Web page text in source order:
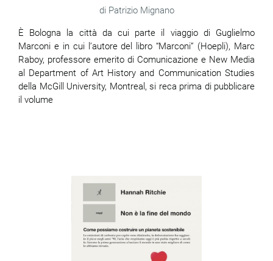
Patrizio Mignano
È Bologna la città da cui parte il viaggio di Guglielmo
Marconi e in cui l’autore del libro “Marconi” (Hoepli), Marc
Raboy, professore emerito di Comunicazione e New Media
al Department of Art History and Communication Studies
della McGill University, Montreal, si reca prima di pubblicare
il volume